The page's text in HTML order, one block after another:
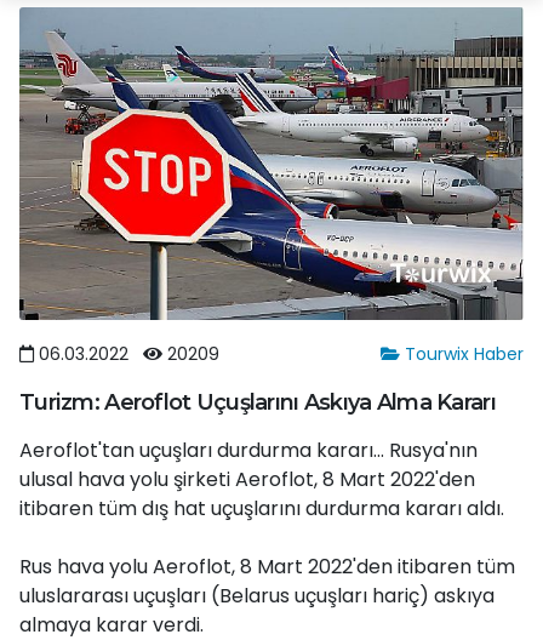
Tourwix Haber
06.03.2022 20209
Turizm: Aeroflot Uçuşlarını Askıya Alma Kararı
Aeroflot'tan uçuşları durdurma kararı... Rusya'nın
ulusal hava yolu şirketi Aeroflot, 8 Mart 2022'den
itibaren tüm dış hat uçuşlarını durdurma kararı aldı.
Rus hava yolu Aeroflot, 8 Mart 2022'den itibaren tüm
uluslararası uçuşları (Belarus uçuşları hariç) askıya
almaya karar verdi.